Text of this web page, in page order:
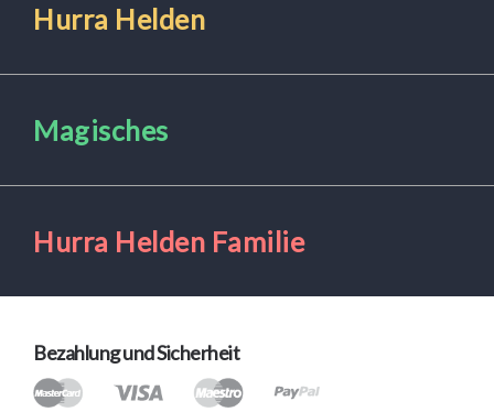
Hurra Helden
Magisches
Hurra Helden Familie
Bezahlung und Sicherheit